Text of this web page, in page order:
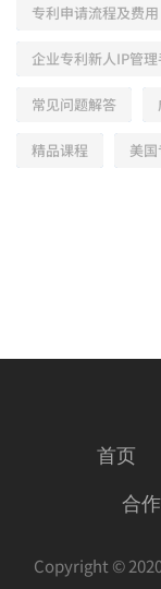
专利申请流程及费用
企业专利新人IP管
常见问题解答
精品课程 美
首页
合
Copyright ©